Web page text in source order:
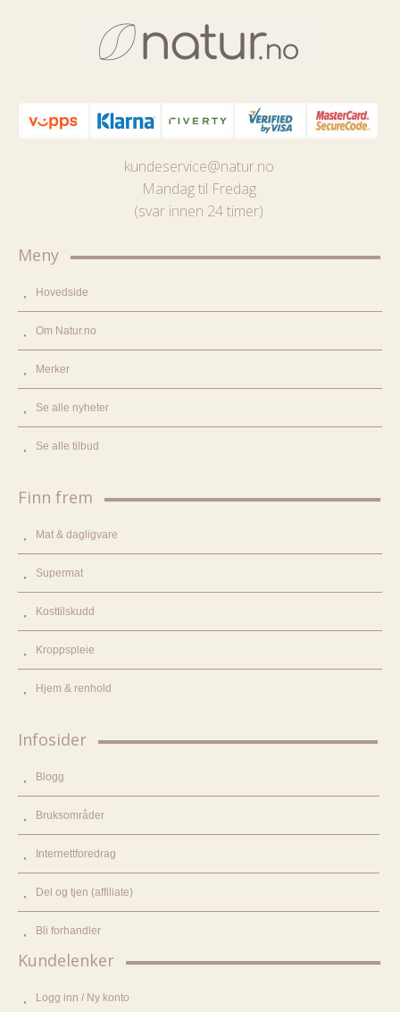
kundeservice@natur.no
Mandag til Fredag
(svar innen 24 timer)
Meny
Hovedside
Om Natur.no
Merker
Se alle nyheter
Se alle tilbud
Finn frem
Mat & dagligvare
Supermat
Kosttilskudd
Kroppspleie
Hjem & renhold
Infosider
Blogg
Bruksområder
Internettforedrag
Del og tjen (affiliate)
Bli forhandler
Kundelenker
Logg inn / Ny konto